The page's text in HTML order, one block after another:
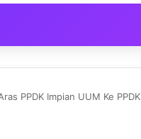
PPDK Impian UUM Ke